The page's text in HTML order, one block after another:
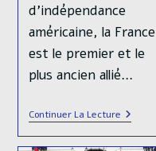
d’indépendance
américaine, la France
est le premier et le
plus ancien allié…
Continuer La LectureLes
États-
Unis